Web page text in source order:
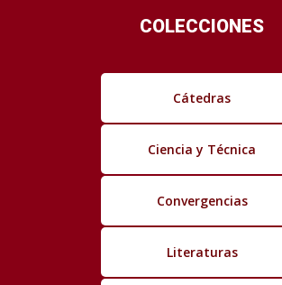
COLECCIONES
Cátedras
Ciencia y Técnica
Convergencias
Literaturas